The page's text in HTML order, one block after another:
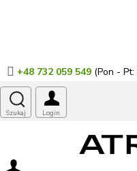
+48 732 059 549